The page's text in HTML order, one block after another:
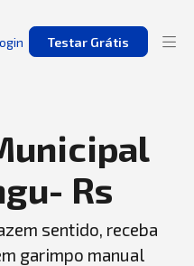
Testar Grátis
Rs
sentido, receba
garimpo manual